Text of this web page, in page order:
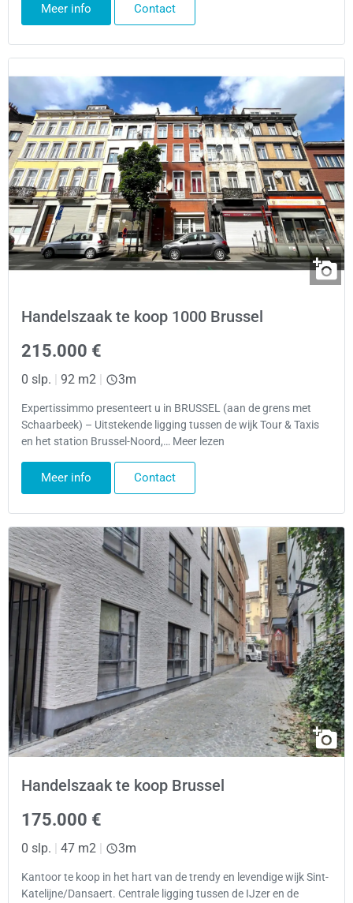
Meer info Contact
Handelszaak te koop 1000 Brussel
215.000 €
0 slp. | 92 m2 | 3m
Expertissimmo presenteert u in BRUSSEL (aan de grens met
Schaarbeek) – Uitstekende ligging tussen de wijk Tour & Taxis
en het station Brussel-Noord,… Meer lezen
Meer info Contact
Handelszaak te koop Brussel
175.000 €
0 slp. | 47 m2 | 3m
Kantoor te koop in het hart van de trendy en levendige wijk Sint-
Katelijne/Dansaert. Centrale ligging tussen de IJzer en de